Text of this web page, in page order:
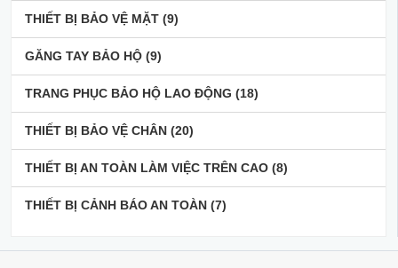
THIẾT BỊ BẢO VỆ MẶT (9)
GĂNG TAY BẢO HỘ (9)
TRANG PHỤC BẢO HỘ LAO ĐỘNG (18)
THIẾT BỊ BẢO VỆ CHÂN (20)
THIẾT BỊ AN TOÀN LÀM VIỆC TRÊN CAO (8)
THIẾT BỊ CẢNH BÁO AN TOÀN (7)